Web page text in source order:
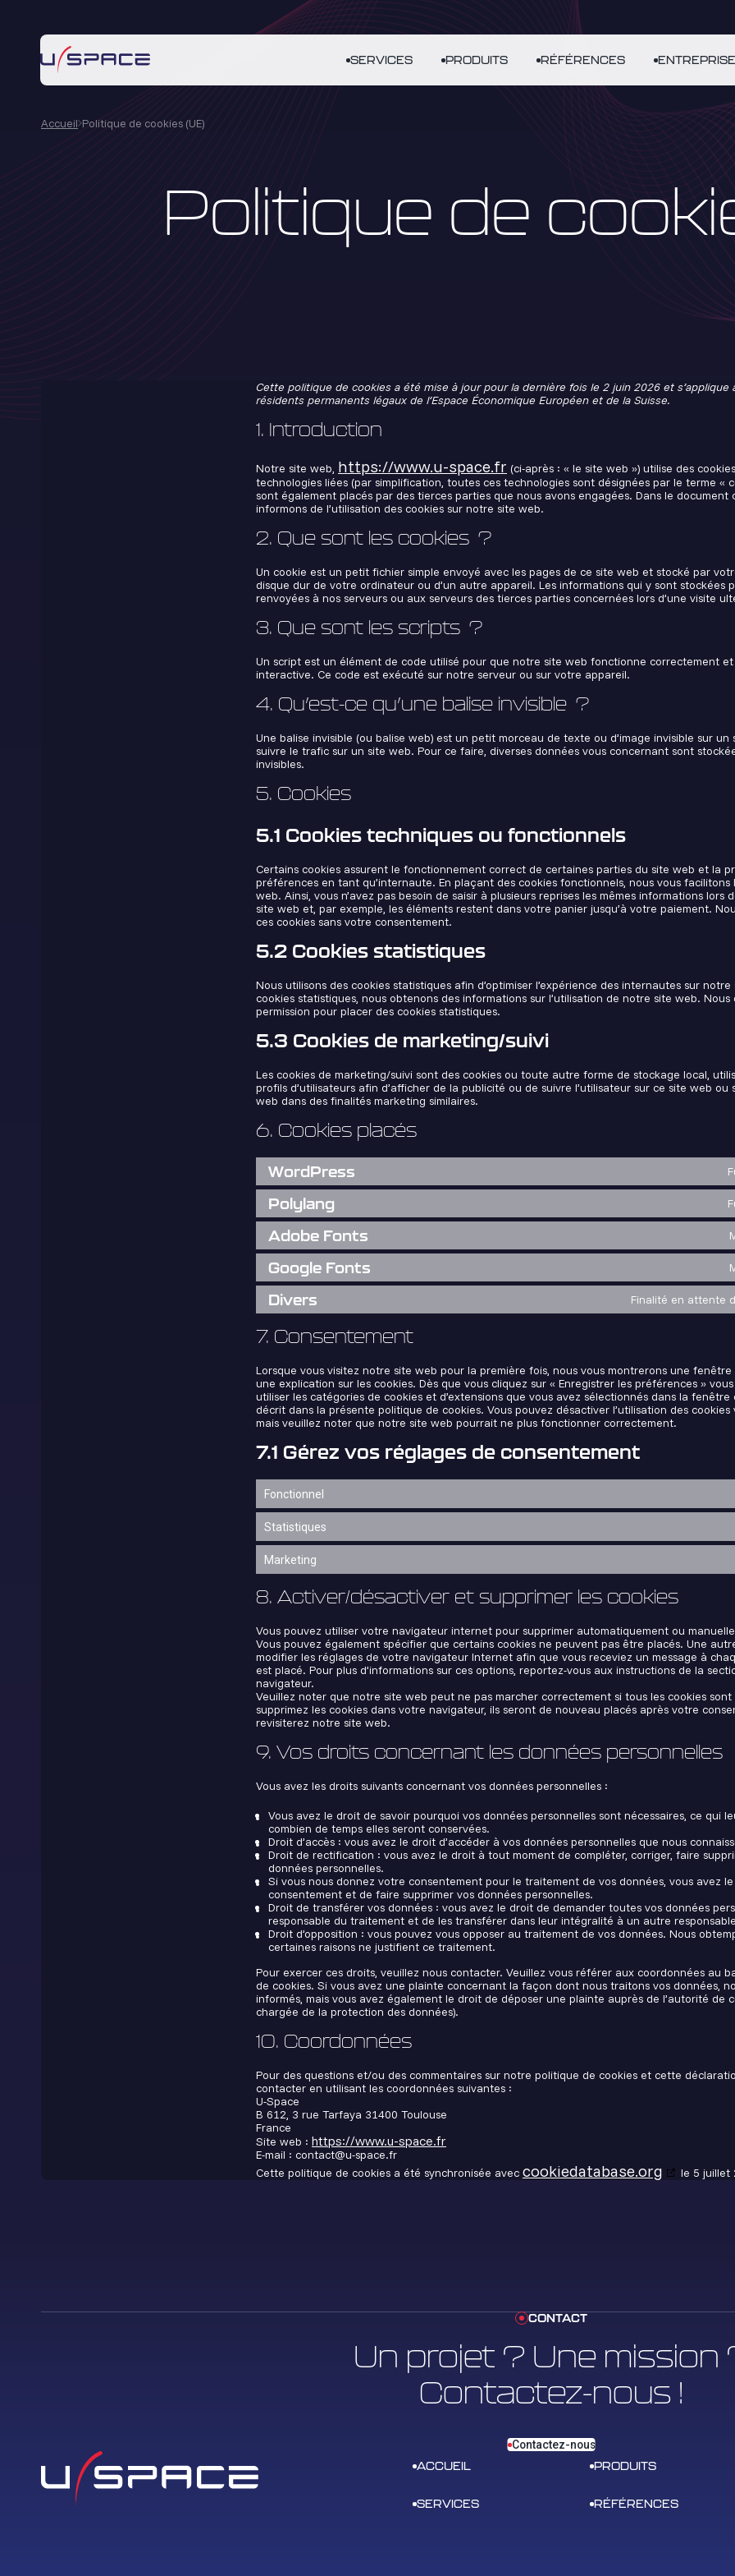
SERVICES PRODUITS RÉFÉRENCES ENTREPRISE
Accueil Politique de cookies (UE)
Politique de
Cette politique de cookies a été mise à jour pour la dernière fois le 2 juin 2026 et s’applique
résidents permanents légaux de l’Espace Économique Européen et de la Suisse.
1. Introduction
Notre site web, https://www.u-space.fr (ci-après : « le site web ») utilise des
technologies liées (par simplification, toutes ces technologies sont désignées par le terme «
sont également placés par des tierces parties que nous avons engagées. Dans le document
informons de l’utilisation des cookies sur notre site web.
2. Que sont les cookies ?
Un cookie est un petit fichier simple envoyé avec les pages de ce site web et stocké par
disque dur de votre ordinateur ou d’un autre appareil. Les informations qui y sont stockées
renvoyées à nos serveurs ou aux serveurs des tierces parties concernées lors d’une visite
3. Que sont les scripts ?
Un script est un élément de code utilisé pour que notre site web fonctionne correctement
interactive. Ce code est exécuté sur notre serveur ou sur votre appareil.
4. Qu’est-ce qu’une balise invisible ?
Une balise invisible (ou balise web) est un petit morceau de texte ou d’image invisible sur
suivre le trafic sur un site web. Pour ce faire, diverses données vous concernant sont
invisibles.
5. Cookies
5.1 Cookies techniques ou fonctionnels
Certains cookies assurent le fonctionnement correct de certaines parties du site web et la
préférences en tant qu’internaute. En plaçant des cookies fonctionnels, nous vous
web. Ainsi, vous n’avez pas besoin de saisir à plusieurs reprises les mêmes informations lors
site web et, par exemple, les éléments restent dans votre panier jusqu’à votre paiement.
ces cookies sans votre consentement.
5.2 Cookies statistiques
Nous utilisons des cookies statistiques afin d’optimiser l’expérience des internautes sur
cookies statistiques, nous obtenons des informations sur l’utilisation de notre site web. Nous
permission pour placer des cookies statistiques.
5.3 Cookies de marketing/suivi
Les cookies de marketing/suivi sont des cookies ou toute autre forme de stockage local,
profils d’utilisateurs afin d’afficher de la publicité ou de suivre l’utilisateur sur ce site web ou
web dans des finalités marketing similaires.
6. Cookies placés
WordPress
Polylang
Adobe Fonts
Google Fonts
Divers Finalité en attente
7. Consentement
Lorsque vous visitez notre site web pour la première fois, nous vous montrerons une
une explication sur les cookies. Dès que vous cliquez sur « Enregistrer les préférences »
utiliser les catégories de cookies et d’extensions que vous avez sélectionnés dans la
décrit dans la présente politique de cookies. Vous pouvez désactiver l’utilisation des
mais veuillez noter que notre site web pourrait ne plus fonctionner correctement.
7.1 Gérez vos réglages de consentement
Fonctionnel
Statistiques
Marketing
8. Activer/désactiver et supprimer les cookies
Vous pouvez utiliser votre navigateur internet pour supprimer automatiquement ou
Vous pouvez également spécifier que certains cookies ne peuvent pas être placés. Une
modifier les réglages de votre navigateur Internet afin que vous receviez un message à
est placé. Pour plus d’informations sur ces options, reportez-vous aux instructions de la
navigateur.
Veuillez noter que notre site web peut ne pas marcher correctement si tous les cookies sont
supprimez les cookies dans votre navigateur, ils seront de nouveau placés après votre
revisiterez notre site web.
9. Vos droits concernant les données personnelles
Vous avez les droits suivants concernant vos données personnelles :
Vous avez le droit de savoir pourquoi vos données personnelles sont nécessaires, ce qui
combien de temps elles seront conservées.
Droit d’accès : vous avez le droit d’accéder à vos données personnelles que nous
Droit de rectification : vous avez le droit à tout moment de compléter, corriger, faire
données personnelles.
Si vous nous donnez votre consentement pour le traitement de vos données, vous avez
consentement et de faire supprimer vos données personnelles.
Droit de transférer vos données : vous avez le droit de demander toutes vos données
responsable du traitement et de les transférer dans leur intégralité à un autre
Droit d’opposition : vous pouvez vous opposer au traitement de vos données. Nous
certaines raisons ne justifient ce traitement.
Pour exercer ces droits, veuillez nous contacter. Veuillez vous référer aux coordonnées au
de cookies. Si vous avez une plainte concernant la façon dont nous traitons vos données,
informés, mais vous avez également le droit de déposer une plainte auprès de l’autorité de
chargée de la protection des données).
10. Coordonnées
Pour des questions et/ou des commentaires sur notre politique de cookies et cette
contacter en utilisant les coordonnées suivantes :
U-Space
B 612, 3 rue Tarfaya 31400 Toulouse
France
Site web : https://www.u-space.fr
E-mail : contact@u-space.fr
Cette politique de cookies a été synchronisée avec cookiedatabase.org le 5 juillet
CONTACT
Un projet ? Une mission
Contactez-nous !
Contactez-nous
ACCUEIL
SERVICES
PRODUITS
RÉFÉRENCES